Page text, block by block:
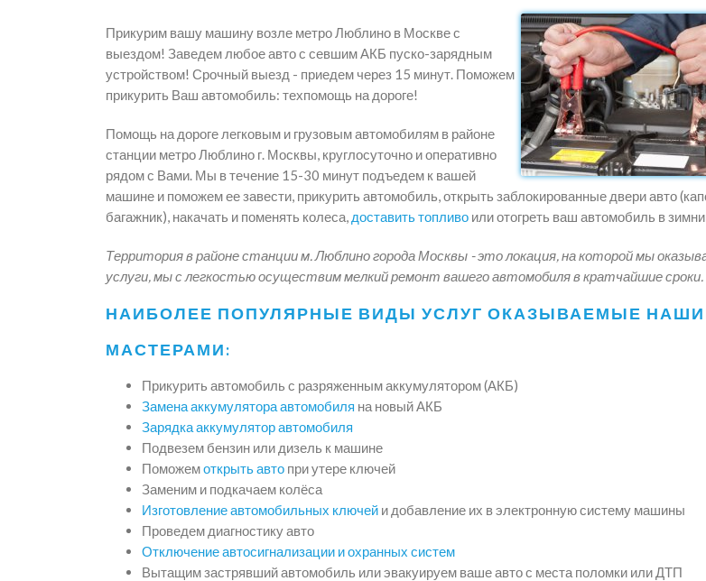
Прикурим вашу машину возле метро Люблино в Москве с
выездом! Заведем любое авто с севшим АКБ пуско-зарядным
устройством! Срочный выезд - приедем через 15 минут. Поможем
прикурить Ваш автомобиль: техпомощь на дороге!
Помощь на дороге легковым и грузовым автомобилям в районе
станции метро Люблино г. Москвы, круглосуточно и оперативно
рядом с Вами. Мы в течение 15-30 минут подъедем к вашей
машине и поможем ее завести, прикурить автомобиль, открыть заблокированные двери авто
багажник), накачать и поменять колеса, доставить топливо или отогреть ваш автомобиль в
Территория в районе станции м. Люблино города Москвы - это локация, на которой мы
услуги, мы с легкостью осуществим мелкий ремонт вашего автомобиля в кратчайшие сроки.
НАИБОЛЕЕ ПОПУЛЯРНЫЕ ВИДЫ УСЛУГ ОКАЗЫВАЕМЫЕ
МАСТЕРАМИ:
Прикурить автомобиль с разряженным аккумулятором (АКБ)
Замена аккумулятора автомобиля на новый АКБ
Зарядка аккумулятор автомобиля
Подвезем бензин или дизель к машине
Поможемоткрыть авто при утере ключей
Заменим и подкачаем колёса
Изготовление автомобильных ключей и добавление их в электронную систему машины
Проведем диагностику авто
Отключение автосигнализации и охранных систем
Вытащим застрявший автомобиль или эвакуируем ваше авто с места поломки или ДТП